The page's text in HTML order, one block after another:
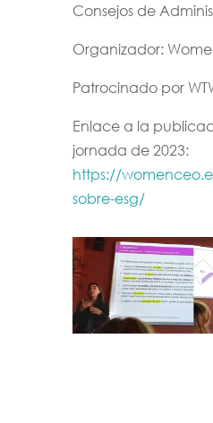
Consejos de
Organizador:
Patrocinado por
Enlace a la
jornada de 2023:
https://
sobre-esg/